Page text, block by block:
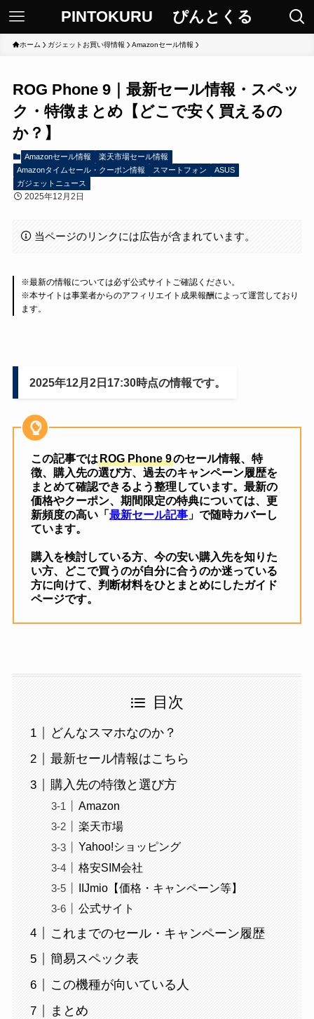
PINTOKURU ぴんとくる
ホーム ガジェットお買い得情報 Amazonセール情報
ROG Phone 9｜最新セール情報・スペッ
ク・特徴まとめ【どこで安く買えるの
か？】
Amazonセール情報
楽天市場セール情報
Amazonタイムセール・クーポン情報
スマートフォン
ASUS
ガジェットニュース
2025年12月2日
当ページのリンクには広告が含まれています。
※最新の情報については必ず公式サイトご確認ください。
※本サイトは事業者からのアフィリエイト成果報酬によって運営しており
ます。
2025年12月2日17:30時点の情報です。
この記事ではROG Phone 9のセール情報、特
徴、購入先の選び方、過去のキャンペーン履歴を
まとめて確認できるよう整理しています。最新の
価格やクーポン、期間限定の特典については、更
新頻度の高い「最新セール記事 」で随時カバーし
ています。
購入を検討している方、今の安い購入先を知りた
い方、どこで買うのが自分に合うのか迷っている
方に向けて、判断材料をひとまとめにしたガイド
ページです。
目次
どんなスマホなのか？
最新セール情報はこちら
購入先の特徴と選び方
Amazon
楽天市場
Yahoo!ショッピング
格安SIM会社
IIJmio【価格・キャンペーン等】
公式サイト
これまでのセール・キャンペーン履歴
簡易スペック表
この機種が向いている人
まとめ